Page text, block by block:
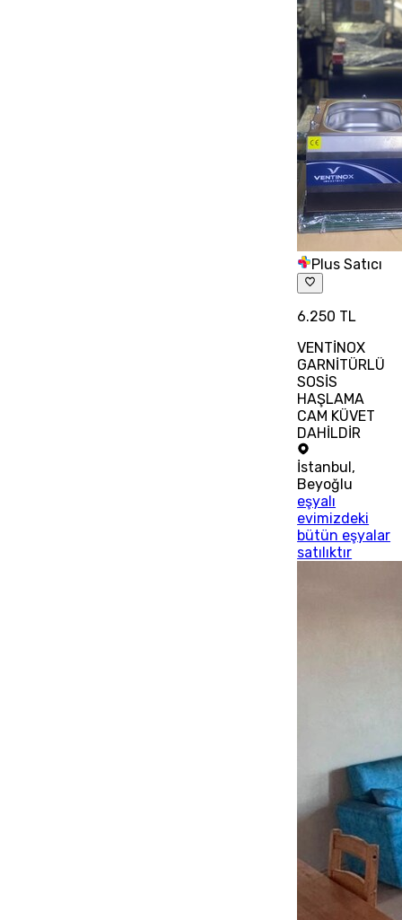
Plus Satıcı
6.250 TL
VENTİNOX
GARNİTÜRLÜ
SOSİS
HAŞLAMA
CAM KÜVET
DAHİLDİR
İstanbul,
Beyoğlu
eşyalı
evimizdeki
bütün eşyalar
satılıktır